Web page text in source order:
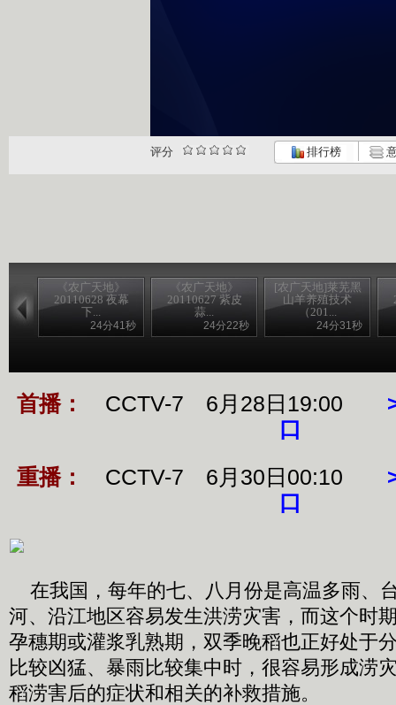
评分 排行榜
《农广天地》
20110628 夜幕
下...
24分41秒
《农广天地》
20110627 紫皮
蒜...
24分22秒
[农广天地]莱芜黑
山羊养殖技术
（201...
24分31秒
首播： CCTV-7 6月28日19:00
口
重播：
CCTV-7 6月30日00:10
口
在我国，每年的七、八月份是高温多雨、
河、沿江地区容易发生洪涝灾害，而这个时
孕穗期或灌浆乳熟期，双季晚稻也正好处于
比较凶猛、暴雨比较集中时，很容易形成涝
稻涝害后的症状和相关的补救措施。